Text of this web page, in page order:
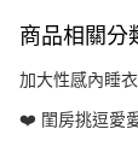
商品相關分
加大性感內睡
❤️ 閨房挑逗愛